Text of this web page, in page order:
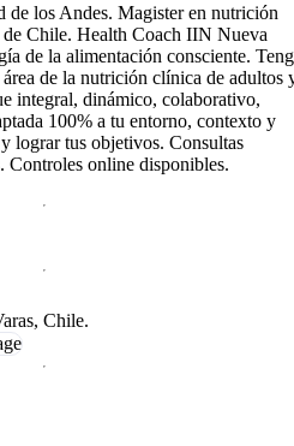
los Andes. Magister en nutrición
Chile. Health Coach IIN Nueva
de la alimentación consciente.
de la nutrición clínica de adultos
integral, dinámico, colaborativo,
100% a tu entorno, contexto y
lograr tus objetivos. Consultas
Controles online disponibles.
Chile.